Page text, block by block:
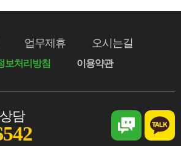
업무제휴 오시는길
보처리방침 이용약관
담